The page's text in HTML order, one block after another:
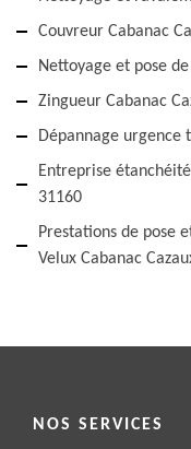
Couvreur Cabanac
Nettoyage et pose
Zingueur Cabanac
Dépannage urgence
Entreprise
31160
Prestations de pose
Velux Cabanac
NOS SERVICES